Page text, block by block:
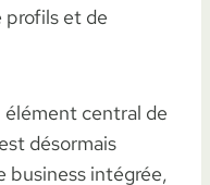
et de
élément central de
désormais
business intégrée,